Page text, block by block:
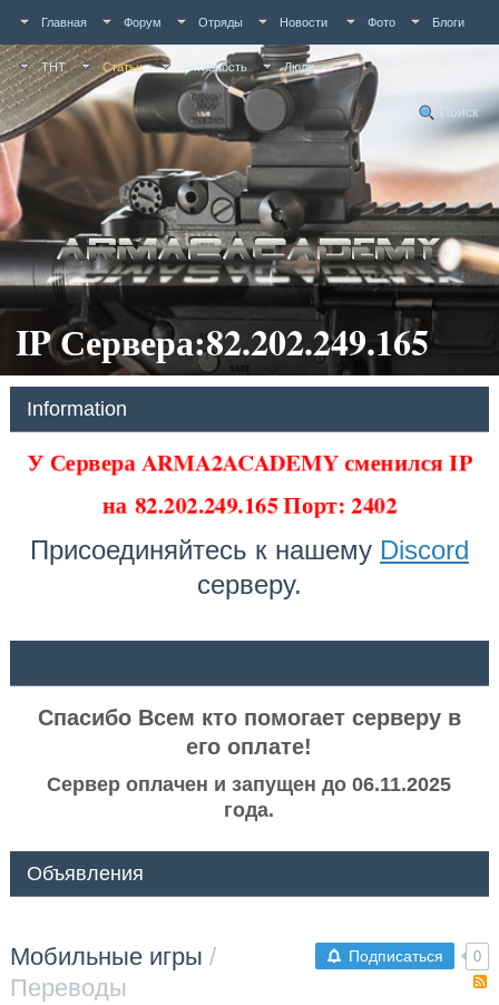
Главная Форум Отряды Новости Фото Блоги
ТНТ Статьи Активность Люди
Поиск
IP Сервера:82.202.249.165
Information
У Сервера ARMA2ACADEMY сменился IP
на82.202.249.165 Порт: 2402
Присоединяйтесь к нашему Discord
серверу.
Спасибо Всем кто помогает серверу в
его оплате!
Сервер оплачен и запущен до 06.11.2025
года.
Объявления
Подписаться 0
Мобильные игры /
Переводы